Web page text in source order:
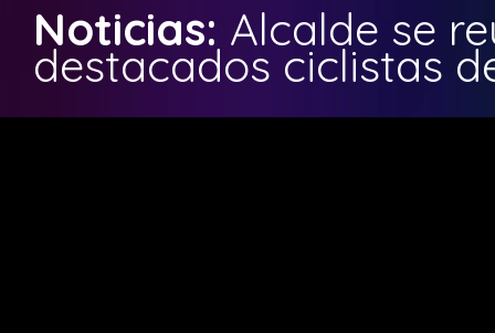
Noticias: Alcalde se
destacados ciclistas